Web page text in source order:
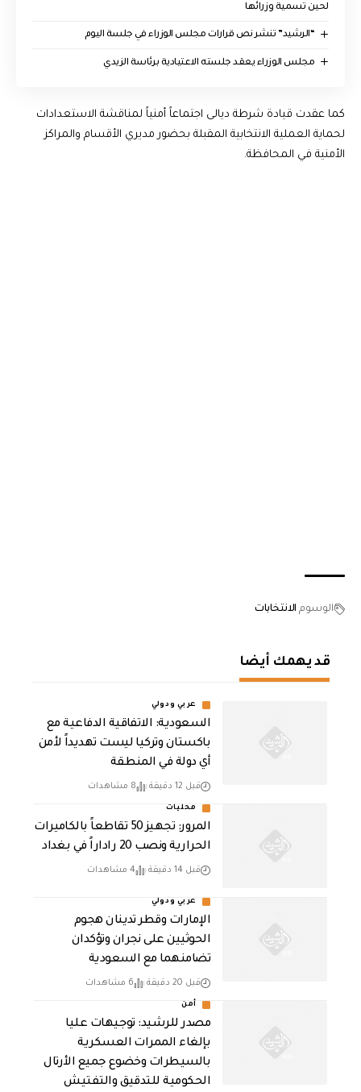
لحين تسمية وزرائها
“الرشيد” تنشر نص قرارات مجلس الوزراء في جلسة اليوم
مجلس الوزراء يعقد جلسته الاعتيادية برئاسة الزيدي
كما عقدت قيادة شرطة ديالى اجتماعاً أمنياً لمناقشة الاستعدادات
لحماية العملية الانتخابية المقبلة بحضور مديري الأقسام والمراكز
الأمنية في المحافظة.
الوسوم الانتخابات
قد يهمك أيضا
عربي ودولي
السعودية: الاتفاقية الدفاعية مع
باكستان وتركيا ليست تهديداً لأمن
أي دولة في المنطقة
قبل 12 دقيقة 8 مشاهدات
محليات
المرور: تجهيز 50 تقاطعاً بالكاميرات
الحرارية ونصب 20 راداراً في بغداد
قبل 14 دقيقة 4 مشاهدات
عربي ودولي
الإمارات وقطر تدينان هجوم
الحوثيين على نجران وتؤكدان
تضامنهما مع السعودية
قبل 20 دقيقة 6 مشاهدات
أمن
مصدر للرشيد: توجيهات عليا
بإلغاء الممرات العسكرية
بالسيطرات وخضوع جميع الأرتال
الحكومية للتدقيق والتفتيش